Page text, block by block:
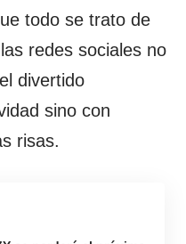
todo se trato de
redes sociales no
divertido
sino con
risas.